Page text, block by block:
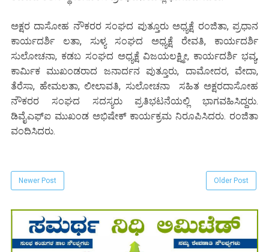
ಅಕ್ಷರ ದಾಸೋಹ ನೌಕರರ ಸಂಘದ ಪುತ್ತೂರು ಅಧ್ಯಕ್ಷೆ ರಂಜಿತಾ, ಪ್ರಧಾನ
ಕಾರ್ಯದರ್ಶಿ ಲತಾ, ಸುಳ್ಯ ಸಂಘದ ಅಧ್ಯಕ್ಷೆ ರೇವತಿ, ಕಾರ್ಯದರ್ಶಿ
ಸುಲೋಚನಾ, ಕಡಬ ಸಂಘದ ಅಧ್ಯಕ್ಷೆ ವಿಜಯಲಕ್ಷ್ಮೀ, ಕಾರ್ಯದರ್ಶಿ ಭವ್ಯ,
ಕಾರ್ಮಿಕ ಮುಖಂಡರಾದ ಜನಾರ್ದನ ಪುತ್ತೂರು, ದಾಮೋದರ, ವೇದಾ,
ತೆರೆಸಾ, ಹೇಮಲತಾ, ಲೀಲಾವತಿ, ಸುಲೋಚನಾ ಸಹಿತ ಅಕ್ಷರದಾಸೋಹ
ನೌಕರರ ಸಂಘದ ಸದಸ್ಯರು ಪ್ರತಿಭಟನೆಯಲ್ಲಿ ಭಾಗವಹಿಸಿದ್ದರು.
ಡಿವೈಎಫ್‌ಐ ಮುಖಂಡ ಅಭಿಷೇಕ್ ಕಾರ್ಯಕ್ರಮ ನಿರೂಪಿಸಿದರು. ರಂಜಿತಾ
ವಂದಿಸಿದರು.
Newer Post Older Post